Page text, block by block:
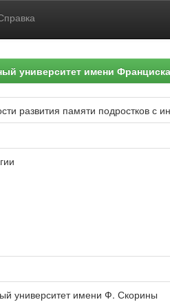
университет имени
развития памяти подростков с
университет имени Ф. Скорины